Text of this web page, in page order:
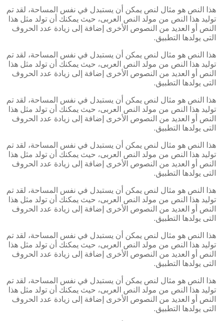
هذا النص هو مثال لنص يمكن أن يستبدل في نفس المساحة، لقد تم
توليد هذا النص من مولد النص العربى، حيث يمكنك أن تولد مثل هذا
النص أو العديد من النصوص الأخرى إضافة إلى زيادة عدد الحروف
التى يولدها التطبيق.
هذا النص هو مثال لنص يمكن أن يستبدل في نفس المساحة، لقد تم
توليد هذا النص من مولد النص العربى، حيث يمكنك أن تولد مثل هذا
النص أو العديد من النصوص الأخرى إضافة إلى زيادة عدد الحروف
التى يولدها التطبيق.
هذا النص هو مثال لنص يمكن أن يستبدل في نفس المساحة، لقد تم
توليد هذا النص من مولد النص العربى، حيث يمكنك أن تولد مثل هذا
النص أو العديد من النصوص الأخرى إضافة إلى زيادة عدد الحروف
التى يولدها التطبيق.
هذا النص هو مثال لنص يمكن أن يستبدل في نفس المساحة، لقد تم
توليد هذا النص من مولد النص العربى، حيث يمكنك أن تولد مثل هذا
النص أو العديد من النصوص الأخرى إضافة إلى زيادة عدد الحروف
التى يولدها التطبيق.
هذا النص هو مثال لنص يمكن أن يستبدل في نفس المساحة، لقد تم
توليد هذا النص من مولد النص العربى، حيث يمكنك أن تولد مثل هذا
النص أو العديد من النصوص الأخرى إضافة إلى زيادة عدد الحروف
التى يولدها التطبيق.
هذا النص هو مثال لنص يمكن أن يستبدل في نفس المساحة، لقد تم
توليد هذا النص من مولد النص العربى، حيث يمكنك أن تولد مثل هذا
النص أو العديد من النصوص الأخرى إضافة إلى زيادة عدد الحروف
التى يولدها التطبيق.
هذا النص هو مثال لنص يمكن أن يستبدل في نفس المساحة، لقد تم
توليد هذا النص من مولد النص العربى، حيث يمكنك أن تولد مثل هذا
النص أو العديد من النصوص الأخرى إضافة إلى زيادة عدد الحروف
التى يولدها التطبيق.